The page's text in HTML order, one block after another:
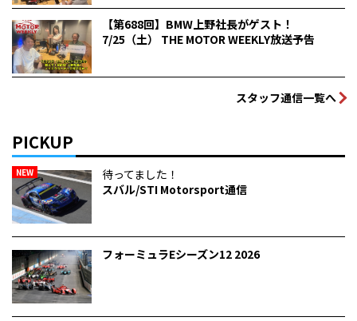
【第688回】BMW上野社長がゲスト！
7/25（土） THE MOTOR WEEKLY放送予告
スタッフ通信一覧へ
PICKUP
NEW
待ってました！
スバル/STI Motorsport通信
フォーミュラEシーズン12 2026